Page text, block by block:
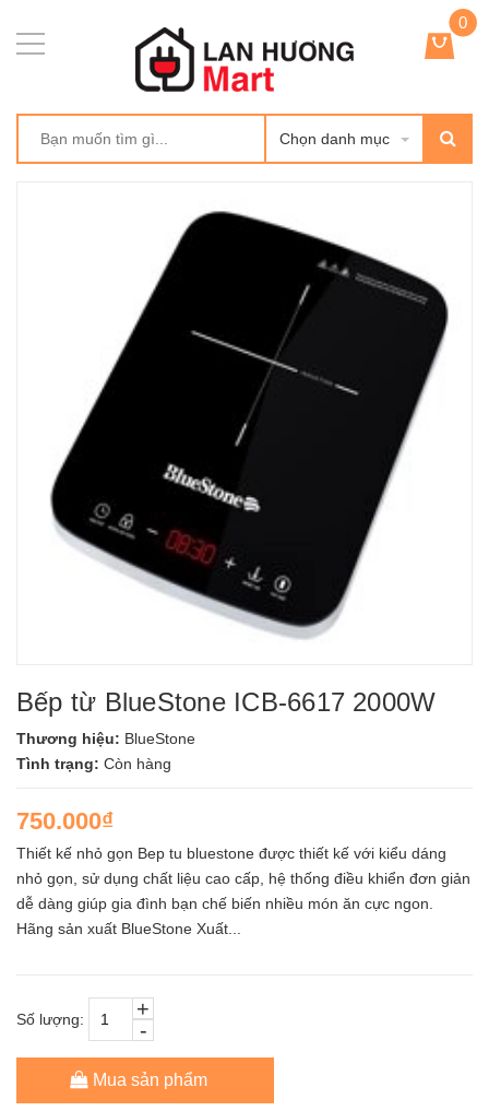
Chọn danh mục
0
Bếp từ BlueStone ICB-6617 2000W
Thương hiệu: BlueStone
Tình trạng: Còn hàng
750.000₫
Thiết kế nhỏ gọn Bep tu bluestone được thiết kế với kiểu dáng
nhỏ gọn, sử dụng chất liệu cao cấp, hệ thống điều khiển đơn giản
dễ dàng giúp gia đình bạn chế biến nhiều món ăn cực ngon.
Hãng sản xuất BlueStone Xuất...
Số lượng: -
+
Mua sản phẩm